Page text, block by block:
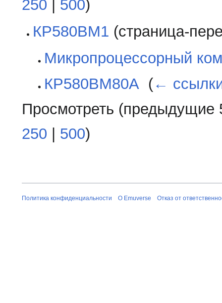
250
500)
КР580ВМ1 (страница-
Микропроцессорный
КР580ВМ80А (←
Просмотреть (предыдущие
250
500)
Политика конфиденциальности О Emuverse Отказ от